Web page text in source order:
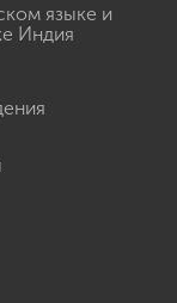
языке и
Индия